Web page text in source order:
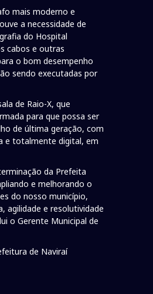
mais moderno e
a necessidade de
do Hospital
cabos e outras
o bom desempenho
sendo executadas por
de Raio-X, que
para que possa ser
de última geração, com
e totalmente digital, em
da Prefeita
e melhorando o
do nosso município,
agilidade e resolutividade
o Gerente Municipal de
de Naviraí